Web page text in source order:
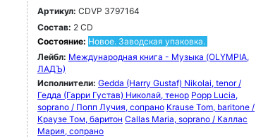
Артикул: CDVP 3797164
Состав: 2 CD
Состояние: Новое. Заводская упаковка.
Лейбл: Международная книга - Музыка (OLYMPIA,
ЛАДЪ)
Исполнители: Gedda (Harry Gustaf) Nikolai, tenor /
Гедда (Гарри Густав) Николай, тенор Popp Lucia,
soprano / Попп Лучия, сопрано Krause Tom, baritone /
Краузе Том, баритон Callas Maria, soprano / Каллас
Мария, сопрано